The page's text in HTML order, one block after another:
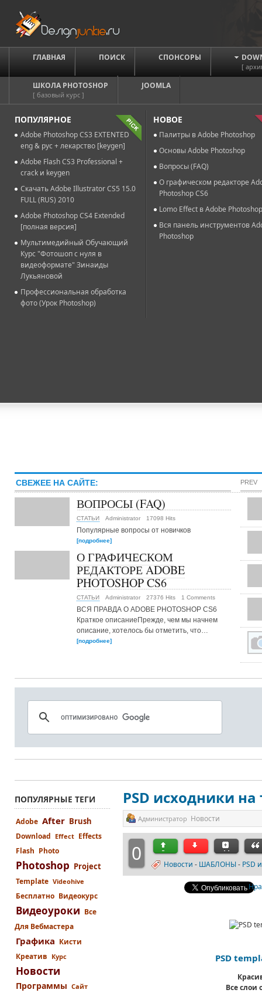
ГЛАВНАЯ ПОИСК СПОНСОРЫ
[
ШКОЛА PHOTOSHOP
[ базовый курс ]
JOOMLA
ПОПУЛЯРНОЕ
Adobe Photoshop CS3 EXTENTED
eng & рус + лекарство [keygen]
Adobe Flash CS3 Professional +
crack и keygen
Скачать Adobe Illustrator CS5 15.0
FULL (RUS) 2010
Adobe Photoshop CS4 Extended
[полная версия]
Мультимедийный Обучающий
Курс "Фотошоп с нуля в
видеоформате" Зинаиды
Лукьяновой
Профессиональная обработка
фото (Урок Photoshop)
НОВОЕ
Палитры в Adobe Photoshop
Основы Adobe Photoshop
Вопросы (FAQ)
О графическом редакторе
Photoshop CS6
Lomo Effect в Adobe
Вся панель инструментов
Photoshop
СВЕЖЕЕ НА САЙТЕ:
ВОПРОСЫ (FAQ)
СТАТЬИ Administrator 17098 Hits
Популярные вопросы от новичков
[подробнее]
О ГРАФИЧЕСКОМ
РЕДАКТОРЕ ADOBE
PHOTOSHOP CS6
СТАТЬИ Administrator 27376 Hits 1 Comments
ВСЯ ПРАВДА О ADOBE PHOTOSHOP CS6
Краткое описаниеПрежде, чем мы начнем
описание, хотелось бы отметить, что…
[подробнее]
PREV
PSD исходники
Администратор Новости
0 Новости - ШАБЛОНЫ- PSD
PSD
Все слои
ПОПУЛЯРНЫЕ ТЕГИ
Adobe After Brush
Download Effect Effects
Flash Photo
Photoshop Project
Template Videohive
Бесплатно Видеокурс
Видеоуроки Все
Для Вебмастера
Графика Кисти
Креатив Курс
Новости
Программы Сайт